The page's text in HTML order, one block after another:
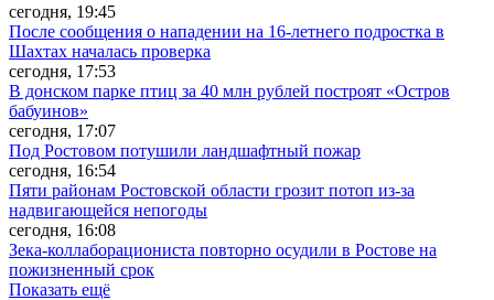
сегодня, 19:45
После сообщения о нападении на 16-летнего подростка в
Шахтах началась проверка
сегодня, 17:53
В донском парке птиц за 40 млн рублей построят «Остров
бабуинов»
сегодня, 17:07
Под Ростовом потушили ландшафтный пожар
сегодня, 16:54
Пяти районам Ростовской области грозит потоп из-за
надвигающейся непогоды
сегодня, 16:08
Зека-коллаборациониста повторно осудили в Ростове на
пожизненный срок
Показать ещё